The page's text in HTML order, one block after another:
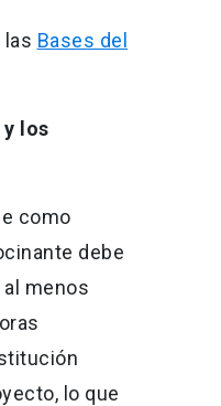
las Bases del
los
como
debe
menos
lo que